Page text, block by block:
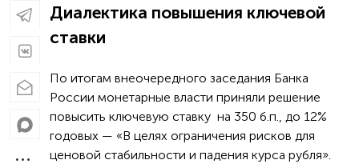
Диалектика повышения ключевой
ставки
По итогам внеочередного заседания Банка
России монетарные власти приняли решение
повысить ключевую ставку на 350 б.п., до 12%
годовых — «В целях ограничения рисков для
ценовой стабильности и падения курса рубля».